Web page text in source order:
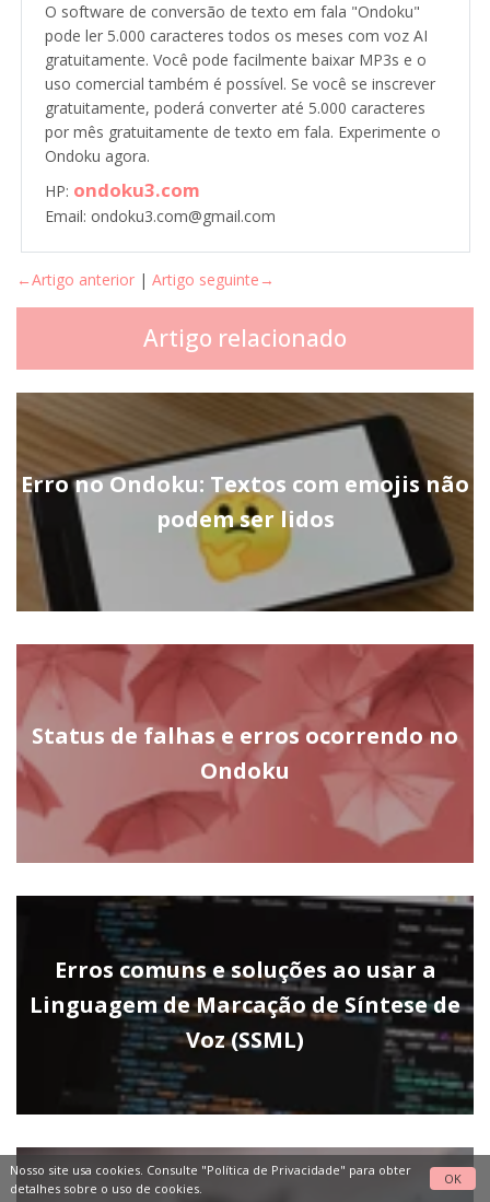
O software de conversão de texto em fala "Ondoku"
pode ler 5.000 caracteres todos os meses com voz AI
gratuitamente. Você pode facilmente baixar MP3s e o
uso comercial também é possível. Se você se inscrever
gratuitamente, poderá converter até 5.000 caracteres
por mês gratuitamente de texto em fala. Experimente o
Ondoku agora.
HP: ondoku3.com
Email: ondoku3.com@gmail.com
←Artigo anterior | Artigo seguinte→
Artigo relacionado
Erro no Ondoku: Textos com emojis não
podem ser lidos
Status de falhas e erros ocorrendo no
Ondoku
Erros comuns e soluções ao usar a
Linguagem de Marcação de Síntese de
Voz (SSML)
Nosso site usa cookies. Consulte "Política de Privacidade" para obter
detalhes sobre o uso de cookies.
OK